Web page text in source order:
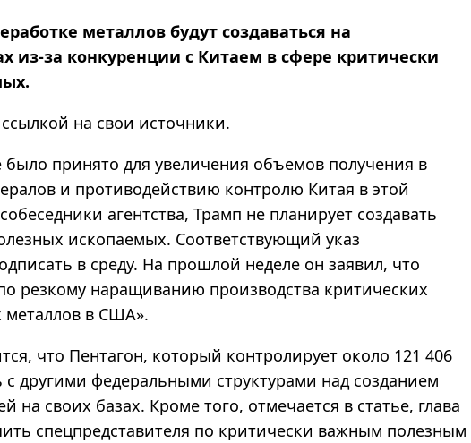
металлов будут создаваться на
из-за конкуренции с Китаем в сфере критически
на свои источники.
принято для увеличения объемов получения в
и противодействию контролю Китая в этой
агентства, Трамп не планирует создавать
ископаемых. Соответствующий указ
в среду. На прошлой неделе он заявил, что
резкому наращиванию производства критических
металлов в США».
что Пентагон, который контролирует около 121 406
с другими федеральными структурами над созданием
своих базах. Кроме того, отмечается в статье, глава
спецпредставителя по критически важным полезным